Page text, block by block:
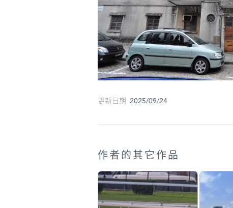
更新日期 2025/09/24
作者的其它作品